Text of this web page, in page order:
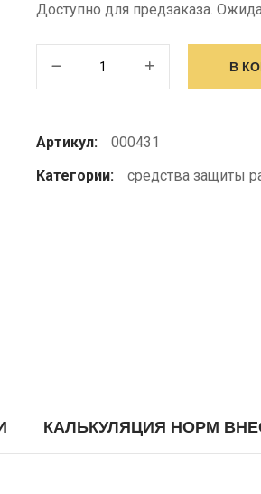
Доступно для предзаказа.
В
Артикул:
000431
Категории:
средства защиты
КАЛЬКУЛЯЦИЯ НОРМ